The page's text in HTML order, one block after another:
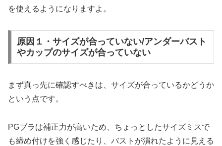
を使えるようになりますよ。
原因１・サイズが合っていない/アンダーバスト
やカップのサイズが合っていない
まず真っ先に確認すべきは、サイズが合っているかどうか
という点です。
PGブラは補正力が高いため、ちょっとしたサイズミスで
も締め付けを強く感じたり、バストが潰れたように見える